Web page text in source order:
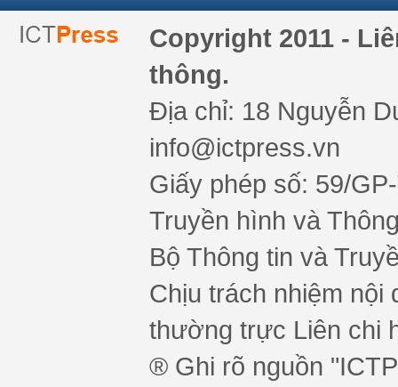
Copyright 2011 -
thông.
Địa chỉ: 18 Nguyễn
info@ictpress.vn
Giấy phép số: 59/
Truyền hình và
Bộ Thông tin và
Chịu trách nhiệm nội
thường trực Liên chi
® Ghi rõ nguồn